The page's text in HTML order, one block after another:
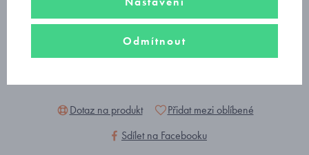
Dotaz na produkt
Přidat mezi oblíbené
Sdílet na Facebooku
Odmítnout